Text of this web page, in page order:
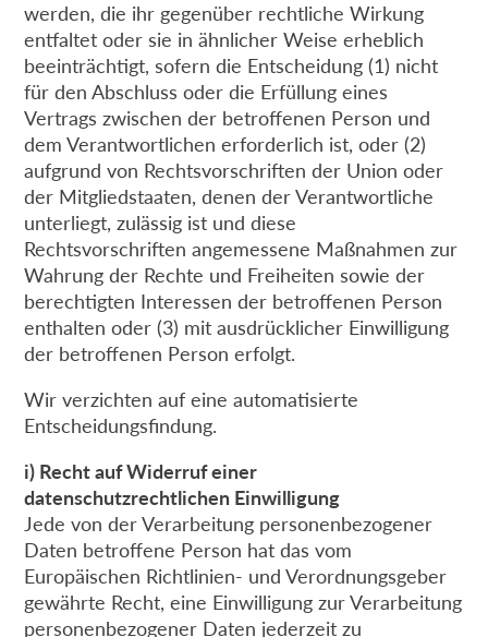
werden, die ihr gegenüber rechtliche Wirkung
entfaltet oder sie in ähnlicher Weise erheblich
beeinträchtigt, sofern die Entscheidung (1) nicht
für den Abschluss oder die Erfüllung eines
Vertrags zwischen der betroffenen Person und
dem Verantwortlichen erforderlich ist, oder (2)
aufgrund von Rechtsvorschriften der Union oder
der Mitgliedstaaten, denen der Verantwortliche
unterliegt, zulässig ist und diese
Rechtsvorschriften angemessene Maßnahmen zur
Wahrung der Rechte und Freiheiten sowie der
berechtigten Interessen der betroffenen Person
enthalten oder (3) mit ausdrücklicher Einwilligung
der betroffenen Person erfolgt.
Wir verzichten auf eine automatisierte
Entscheidungsfindung.
i) Recht auf Widerruf einer
datenschutzrechtlichen Einwilligung
Jede von der Verarbeitung personenbezogener
Daten betroffene Person hat das vom
Europäischen Richtlinien- und Verordnungsgeber
gewährte Recht, eine Einwilligung zur Verarbeitung
personenbezogener Daten jederzeit zu